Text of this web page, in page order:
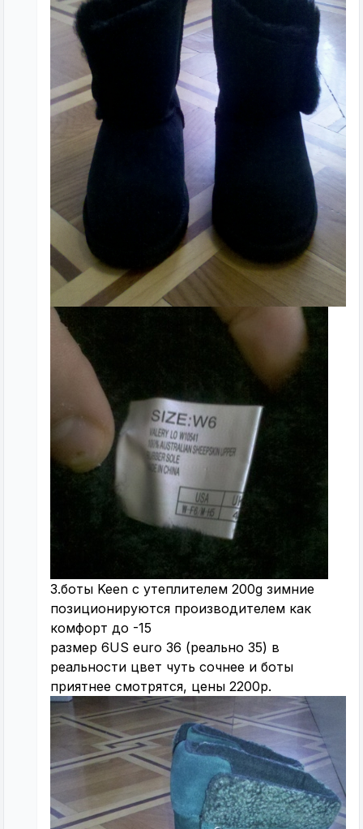
3.боты Keen с утеплителем 200g зимние
позиционируются производителем как
комфорт до -15
размер 6US euro 36 (реально 35) в
реальности цвет чуть сочнее и боты
приятнее смотрятся, цены 2200р.